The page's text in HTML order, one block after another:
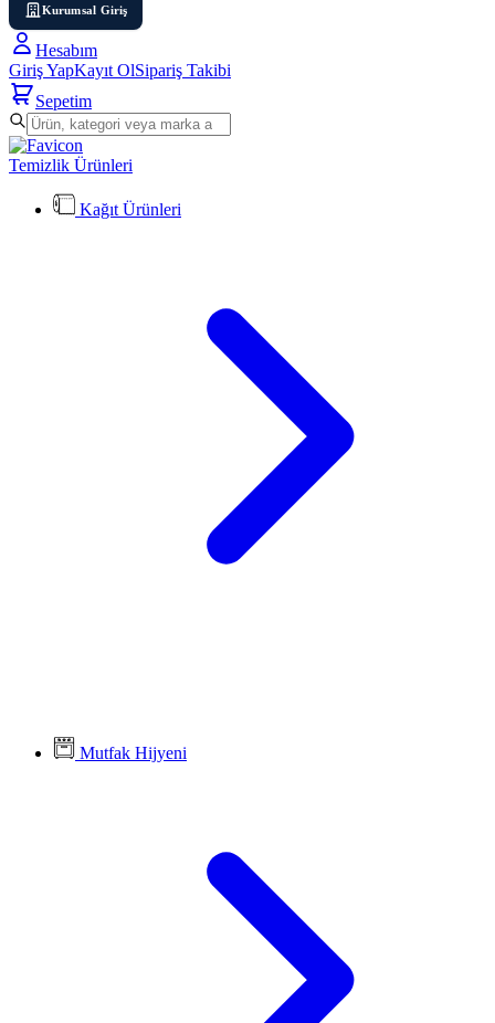
Kurumsal Giriş
Hesabım
Giriş YapKayıt OlSipariş Takibi
Sepetim
Temizlik Ürünleri
Kağıt Ürünleri
Mutfak Hijyeni